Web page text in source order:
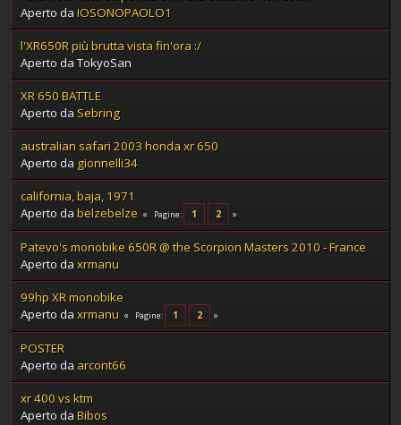
Aperto da IOSONOPAOLO1
l'XR650R più brutta vista fin'ora :/
Aperto da TokyoSan
XR 650 BATTLE
Aperto da Sebring
australian safari 2003 honda xr 650
Aperto da gionnelli34
california, baja, 1971
Aperto da belzebelze Pagine 1 2
Patevo's monobike 650R @ the Scorpion Masters 2010 - France
Aperto da xrmanu
99hp XR monobike
Aperto da xrmanu Pagine 1 2
POSTER
Aperto da arcont66
xr 400 vs ktm
Aperto da Bibos